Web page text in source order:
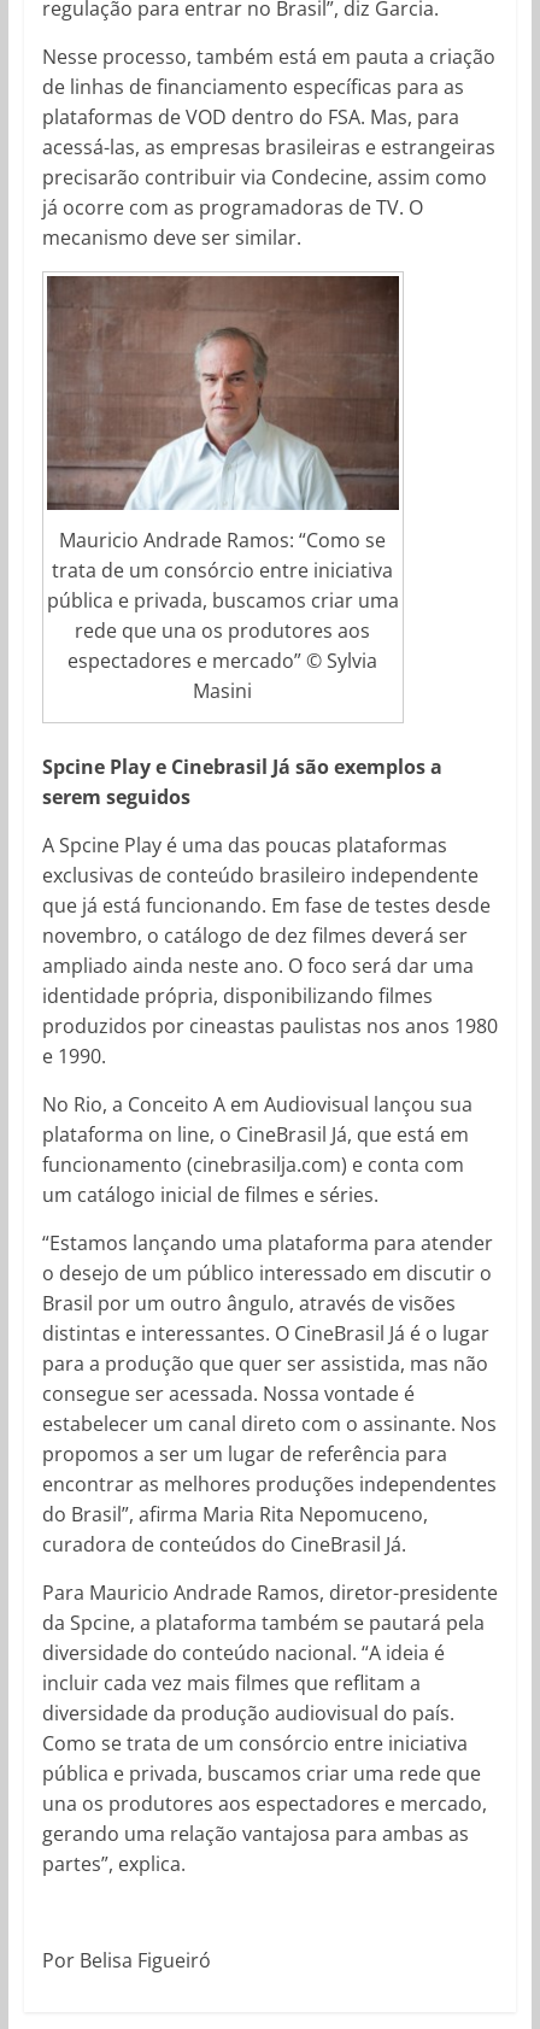
regulação para entrar no Brasil”, diz Garcia.
Nesse processo, também está em pauta a criação
de linhas de financiamento específicas para as
plataformas de VOD dentro do FSA. Mas, para
acessá-las, as empresas brasileiras e estrangeiras
precisarão contribuir via Condecine, assim como
já ocorre com as programadoras de TV. O
mecanismo deve ser similar.
Mauricio Andrade Ramos: “Como se
trata de um consórcio entre iniciativa
pública e privada, buscamos criar uma
rede que una os produtores aos
espectadores e mercado” © Sylvia
Masini
Spcine Play e Cinebrasil Já são exemplos a
serem seguidos
A Spcine Play é uma das poucas plataformas
exclusivas de conteúdo brasileiro independente
que já está funcionando. Em fase de testes desde
novembro, o catálogo de dez filmes deverá ser
ampliado ainda neste ano. O foco será dar uma
identidade própria, disponibilizando filmes
produzidos por cineastas paulistas nos anos 1980
e 1990.
No Rio, a Conceito A em Audiovisual lançou sua
plataforma on line, o CineBrasil Já, que está em
funcionamento (cinebrasilja.com) e conta com
um catálogo inicial de filmes e séries.
“Estamos lançando uma plataforma para atender
o desejo de um público interessado em discutir o
Brasil por um outro ângulo, através de visões
distintas e interessantes. O CineBrasil Já é o lugar
para a produção que quer ser assistida, mas não
consegue ser acessada. Nossa vontade é
estabelecer um canal direto com o assinante. Nos
propomos a ser um lugar de referência para
encontrar as melhores produções independentes
do Brasil”, afirma Maria Rita Nepomuceno,
curadora de conteúdos do CineBrasil Já.
Para Mauricio Andrade Ramos, diretor-presidente
da Spcine, a plataforma também se pautará pela
diversidade do conteúdo nacional. “A ideia é
incluir cada vez mais filmes que reflitam a
diversidade da produção audiovisual do país.
Como se trata de um consórcio entre iniciativa
pública e privada, buscamos criar uma rede que
una os produtores aos espectadores e mercado,
gerando uma relação vantajosa para ambas as
partes”, explica.
Por Belisa Figueiró